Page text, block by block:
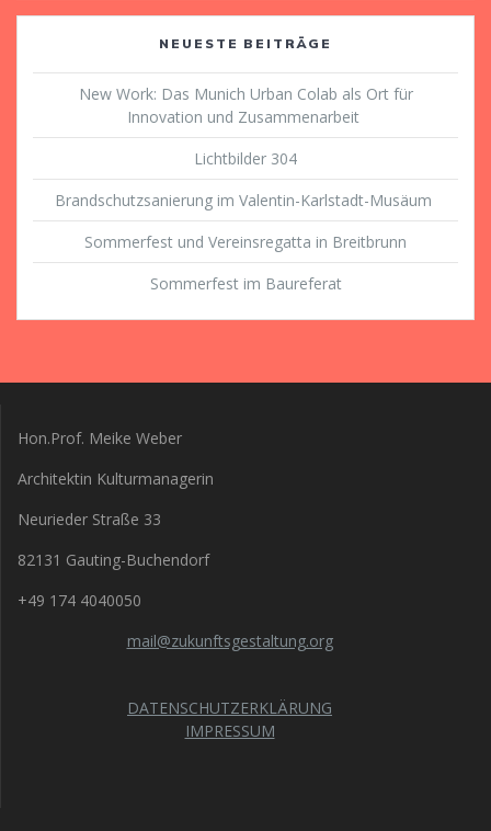
NEUESTE BEITRÄGE
New Work: Das Munich Urban Colab als Ort für
Innovation und Zusammenarbeit
Lichtbilder 304
Brandschutzsanierung im Valentin-Karlstadt-Musäum
Sommerfest und Vereinsregatta in Breitbrunn
Sommerfest im Baureferat
Hon.Prof. Meike Weber
Architektin Kulturmanagerin
Neurieder Straße 33
82131 Gauting-Buchendorf
+49 174 4040050
mail@zukunftsgestaltung.org
DATENSCHUTZERKLÄRUNG
IMPRESSUM